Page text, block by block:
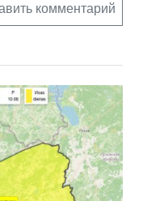
комментарий